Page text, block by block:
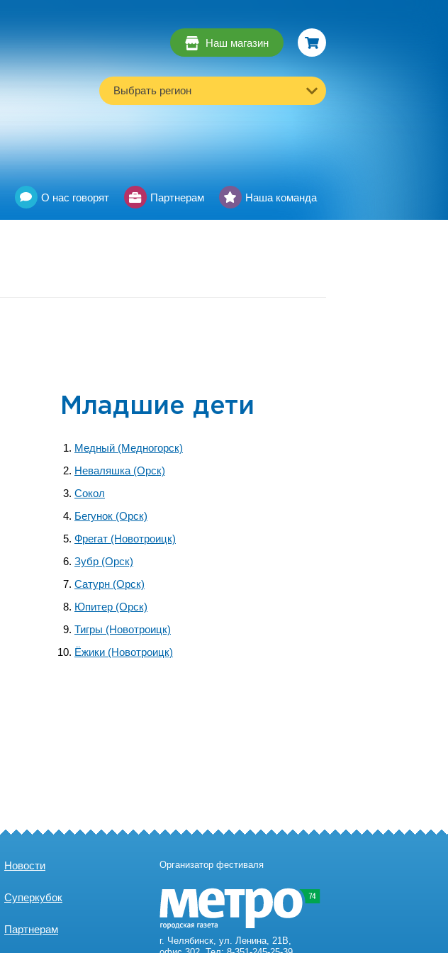
Наш магазин
Выбрать регион
О нас говорят Партнерам Наша команда
Младшие дети
Медный (Медногорск)
Неваляшка (Орск)
Сокол
Бегунок (Орск)
Фрегат (Новотроицк)
Зубр (Орск)
Сатурн (Орск)
Юпитер (Орск)
Тигры (Новотроицк)
Ёжики (Новотроицк)
Новости
Суперкубок
Партнерам
Организатор фестиваля
г. Челябинск, ул. Ленина, 21В,